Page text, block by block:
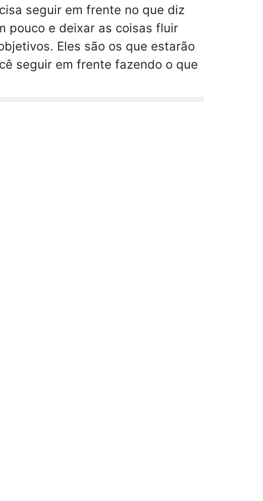
seguir em frente no que diz
pouco e deixar as coisas fluir
Eles são os que estarão
seguir em frente fazendo o que